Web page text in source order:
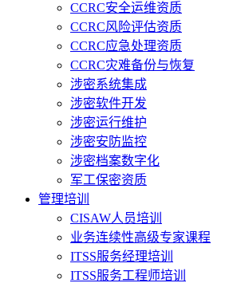
CCRC安全运维资质
CCRC风险评估资质
CCRC应急处理资质
CCRC灾难备份与恢复
涉密系统集成
涉密软件开发
涉密运行维护
涉密安防监控
涉密档案数字化
军工保密资质
管理培训
CISAW人员培训
业务连续性高级专家课程
ITSS服务经理培训
ITSS服务工程师培训